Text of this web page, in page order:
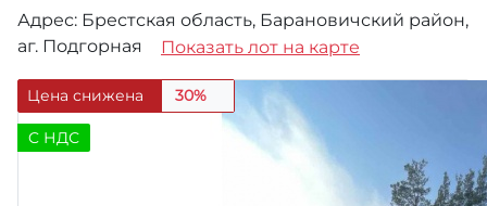
Адрес: Брестская область, Барановичский район,
аг. Подгорная
Показать лот на карте
Цена снижена 30%
C НДС